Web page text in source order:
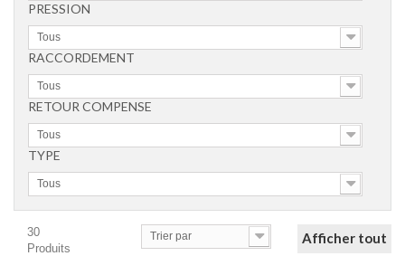
PRESSION
Tous
RACCORDEMENT
Tous
RETOUR COMPENSE
Tous
TYPE
Tous
30
Produits
Afficher tout
Trier par